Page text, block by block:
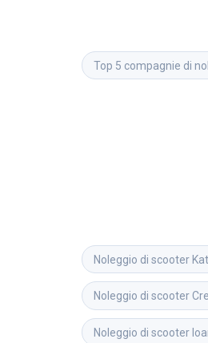
Top 5 compagnie di
Noleggio di scooter
Noleggio di scooter
Noleggio di scooter